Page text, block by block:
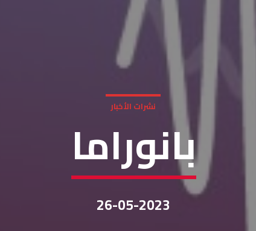
نشرات الأخبار
بانوراما
26-05-2023